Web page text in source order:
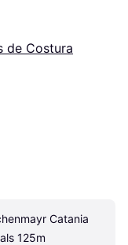
de Costura
Catania
125m